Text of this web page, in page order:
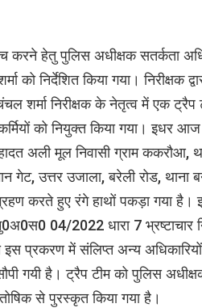
करने हेतु पुलिस अधीक्षक सतर्कता
को निर्देशित किया गया।
शर्मा निरीक्षक के नेतृत्व में एक ट्रैप
को नियुक्त किया गया। इधर आज
अली मूल निवासी ग्राम ककरौआ,
गेट, उत्तर उजाला, बरेली रोड,
करते हुए रंगे हाथों पकड़ा गया है।
04/2022 धारा 7 भ्रष्टाचार
प्रकरण में संलिप्त अन्य
गयी है। ट्रैप टीम को पुलिस
से पुरस्कृत किया गया है।